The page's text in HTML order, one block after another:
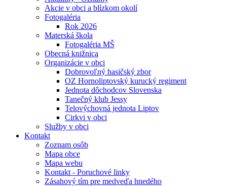
Akcie v obci a blízkom okolí
Fotogaléria
Rok 2026
Materská škola
Fotogaléria MŠ
Obecná knižnica
Organizácie v obci
Dobrovoľný hasičský zbor
OZ Hornoliptovský kurucký regiment
Jednota dôchodcov Slovenska
Tanečný klub Jessy
Telovýchovná jednota Liptov
Cirkvi v obci
Služby v obci
Kontakt
Zoznam osôb
Mapa obce
Mapa webu
Kontakt - Poruchové linky
Zásahový tím pre medveďa hnedého